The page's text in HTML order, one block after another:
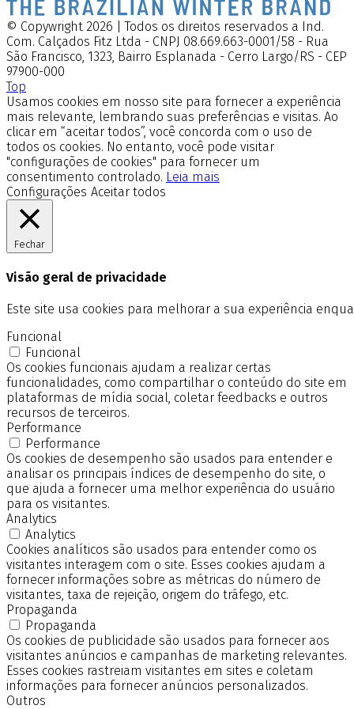
© Copywright 2026 | Todos os direitos reservados a Ind.
Com. Calçados Fitz Ltda - CNPJ 08.669.663-0001/58 - Rua
São Francisco, 1323, Bairro Esplanada - Cerro Largo/RS - CEP
97900-000
Top
Usamos cookies em nosso site para fornecer a experiência
mais relevante, lembrando suas preferências e visitas. Ao
clicar em “aceitar todos”, você concorda com o uso de
todos os cookies. No entanto, você pode visitar
"configurações de cookies" para fornecer um
consentimento controlado. Leia mais
Configurações Aceitar todos
Fechar
Visão geral de privacidade
Este site usa cookies para melhorar a sua experiência
Funcional
Funcional
Os cookies funcionais ajudam a realizar certas
funcionalidades, como compartilhar o conteúdo do site em
plataformas de mídia social, coletar feedbacks e outros
recursos de terceiros.
Performance
Performance
Os cookies de desempenho são usados para entender e
analisar os principais índices de desempenho do site, o
que ajuda a fornecer uma melhor experiência do usuário
para os visitantes.
Analytics
Analytics
Cookies analíticos são usados para entender como os
visitantes interagem com o site. Esses cookies ajudam a
fornecer informações sobre as métricas do número de
visitantes, taxa de rejeição, origem do tráfego, etc.
Propaganda
Propaganda
Os cookies de publicidade são usados para fornecer aos
visitantes anúncios e campanhas de marketing relevantes.
Esses cookies rastreiam visitantes em sites e coletam
informações para fornecer anúncios personalizados.
Outros